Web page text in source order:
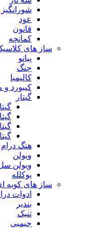
شورانگیز
عود
قانون
کمانچه
ساز های
پیانو
چنگ
کالیمبا
کیبورد و
گیتار
هنگ درام
ویولن
ویولن
یوکلله
ساز های کوبه
ادوات
بندیر
تنبک
جیمبی